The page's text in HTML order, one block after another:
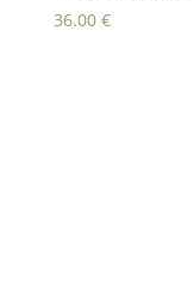
36.00 €